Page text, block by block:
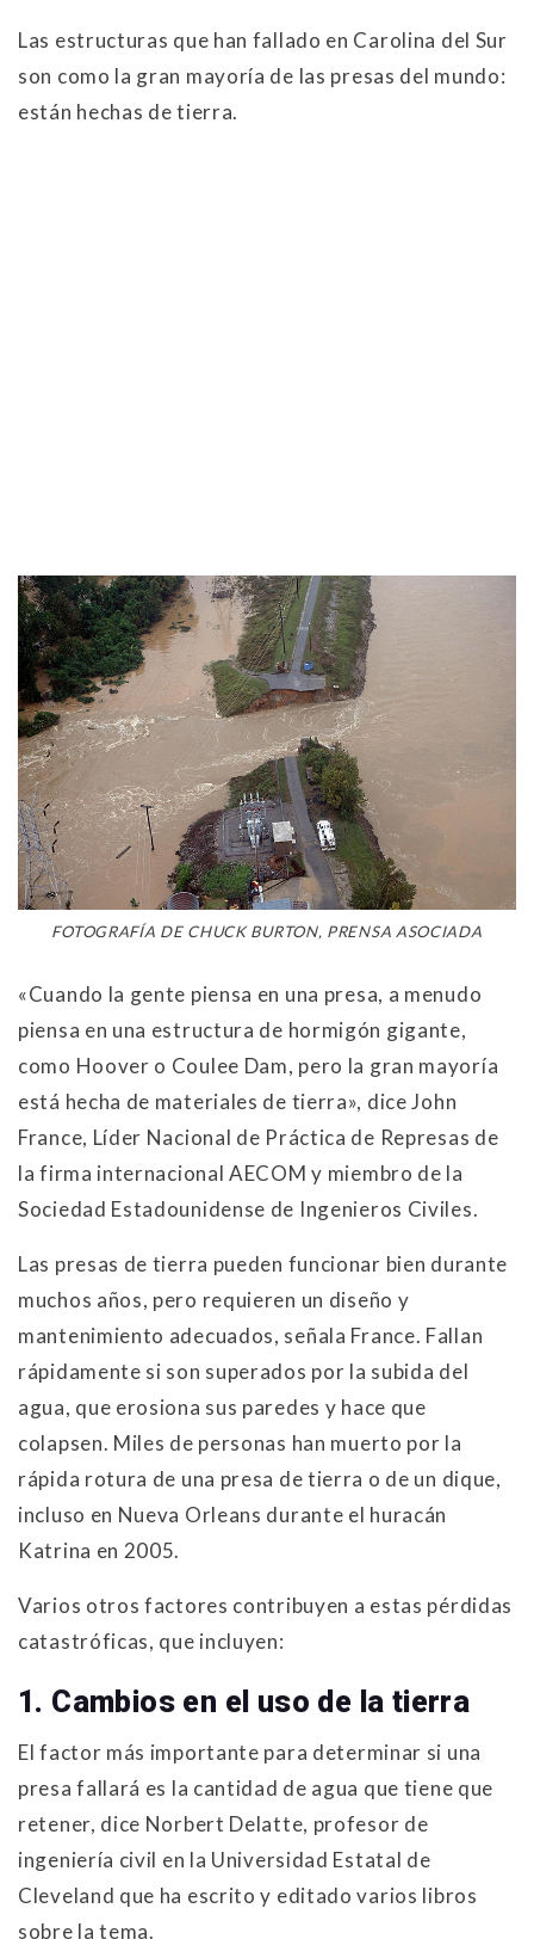
Las estructuras que han fallado en Carolina del Sur
son como la gran mayoría de las presas del mundo:
están hechas de tierra.
FOTOGRAFÍA DE CHUCK BURTON, PRENSA ASOCIADA
«Cuando la gente piensa en una presa, a menudo
piensa en una estructura de hormigón gigante,
como Hoover o Coulee Dam, pero la gran mayoría
está hecha de materiales de tierra», dice John
France, Líder Nacional de Práctica de Represas de
la firma internacional AECOM y miembro de la
Sociedad Estadounidense de Ingenieros Civiles.
Las presas de tierra pueden funcionar bien durante
muchos años, pero requieren un diseño y
mantenimiento adecuados, señala France. Fallan
rápidamente si son superados por la subida del
agua, que erosiona sus paredes y hace que
colapsen. Miles de personas han muerto por la
rápida rotura de una presa de tierra o de un dique,
incluso en Nueva Orleans durante el huracán
Katrina en 2005.
Varios otros factores contribuyen a estas pérdidas
catastróficas, que incluyen:
1. Cambios en el uso de la tierra
El factor más importante para determinar si una
presa fallará es la cantidad de agua que tiene que
retener, dice Norbert Delatte, profesor de
ingeniería civil en la Universidad Estatal de
Cleveland que ha escrito y editado varios libros
sobre la tema.